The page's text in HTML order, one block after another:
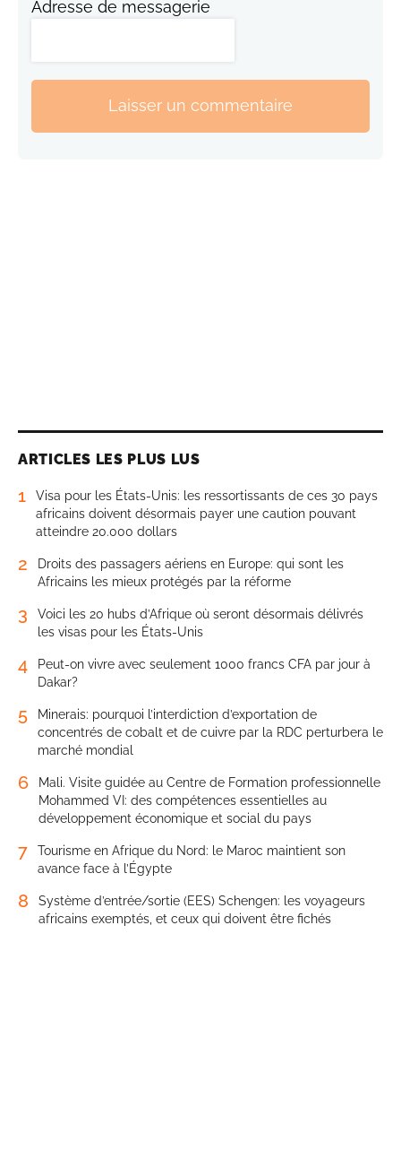
Adresse de messagerie
Laisser un commentaire
ARTICLES LES PLUS LUS
1
Visa pour les États-Unis: les ressortissants de ces 30 pays
africains doivent désormais payer une caution pouvant
atteindre 20.000 dollars
2
Droits des passagers aériens en Europe: qui sont les
Africains les mieux protégés par la réforme
3
Voici les 20 hubs d’Afrique où seront désormais délivrés
les visas pour les États-Unis
4
Peut-on vivre avec seulement 1000 francs CFA par jour à
Dakar?
5
Minerais: pourquoi l’interdiction d’exportation de
concentrés de cobalt et de cuivre par la RDC perturbera le
marché mondial
6
Mali. Visite guidée au Centre de Formation professionnelle
Mohammed VI: des compétences essentielles au
développement économique et social du pays
7
Tourisme en Afrique du Nord: le Maroc maintient son
avance face à l’Égypte
8
Système d’entrée/sortie (EES) Schengen: les voyageurs
africains exemptés, et ceux qui doivent être fichés